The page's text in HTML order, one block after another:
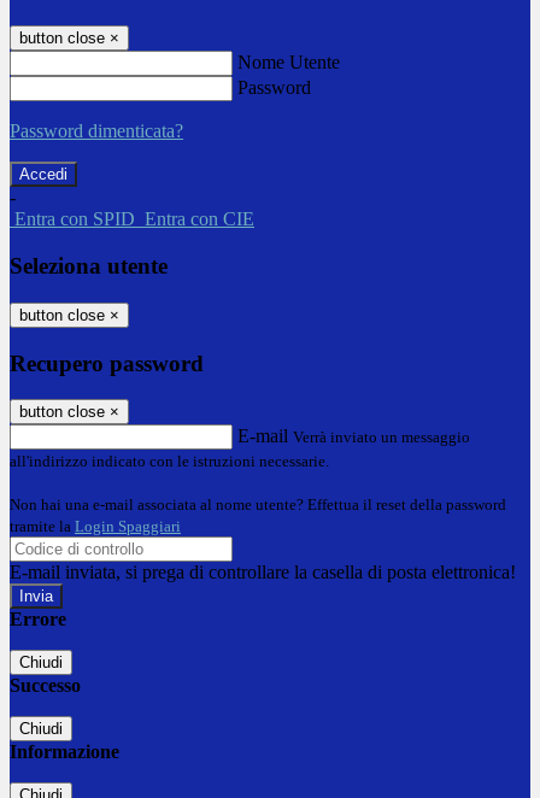
button close ×
Nome Utente
Password
Password dimenticata?
-
Entra con SPID Entra con CIE
Seleziona utente
button close ×
Recupero password
button close ×
E-mail Verrà inviato un messaggio
all'indirizzo indicato con le istruzioni necessarie.
Non hai una e-mail associata al nome utente? Effettua il reset della password
tramite la Login Spaggiari
E-mail inviata, si prega di controllare la casella di posta elettronica!
Errore
Chiudi
Successo
Chiudi
Informazione